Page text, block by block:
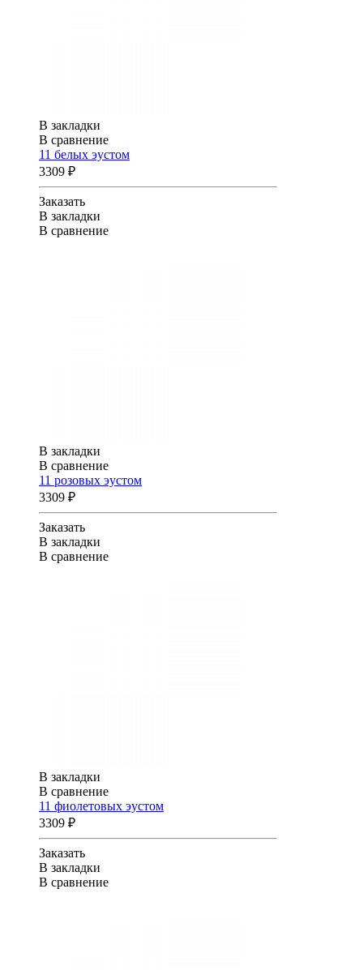
В закладки
В сравнение
11 белых эустом
3309 ₽
Заказать
В закладки
В сравнение
В закладки
В сравнение
11 розовых эустом
3309 ₽
Заказать
В закладки
В сравнение
В закладки
В сравнение
11 фиолетовых эустом
3309 ₽
Заказать
В закладки
В сравнение